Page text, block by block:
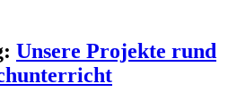
Unsere Projekte rund